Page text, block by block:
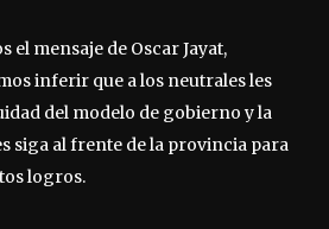
el mensaje de Oscar Jayat,
inferir que a los neutrales les
del modelo de gobierno y la
siga al frente de la provincia para
logros.